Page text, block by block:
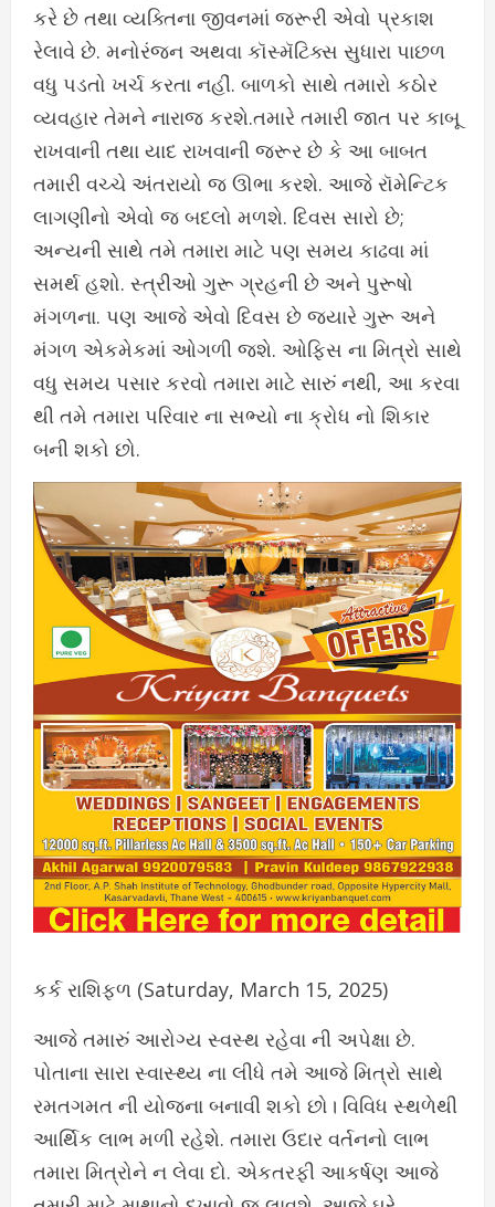
કરે છે તથા વ્યક્તિના જીવનમાં જરૂરી એવો પ્રકાશ
રેલાવે છે. મનોરંજન અથવા કૉસ્મૅટિક્સ સુધારા પાછળ
વધુ પડતો ખર્ચ કરતા નહીં. બાળકો સાથે તમારો કઠોર
વ્યવહાર તેમને નારાજ કરશે.તમારે તમારી જાત પર કાબૂ
રાખવાની તથા યાદ રાખવાની જરૂર છે કે આ બાબત
તમારી વચ્ચે અંતરાયો જ ઊભા કરશે. આજે રૉમેન્ટિક
લાગણીનો એવો જ બદલો મળશે. દિવસ સારો છે;
અન્યની સાથે તમે તમારા માટે પણ સમય કાઢવા માં
સમર્થ હશો. સ્ત્રીઓ ગુરૂ ગ્રહની છે અને પુરૂષો
મંગળના. પણ આજે એવો દિવસ છે જ્યારે ગુરૂ અને
મંગળ એકમેકમાં ઓગળી જશે. ઓફિસ ના મિત્રો સાથે
વધુ સમય પસાર કરવો તમારા માટે સારું નથી, આ કરવા
થી તમે તમારા પરિવાર ના સભ્યો ના ક્રોધ નો શિકાર
બની શકો છો.
કર્ક રાશિફળ (Saturday, March 15, 2025)
આજે તમારું આરોગ્ય સ્વસ્થ રહેવા ની અપેક્ષા છે.
પોતાના સારા સ્વાસ્થ્ય ના લીધે તમે આજે મિત્રો સાથે
રમતગમત ની યોજના બનાવી શકો છો। વિવિધ સ્થળેથી
આર્થિક લાભ મળી રહેશે. તમારા ઉદાર વર્તનનો લાભ
તમારા મિત્રોને ન લેવા દો. એકતરફી આકર્ષણ આજે